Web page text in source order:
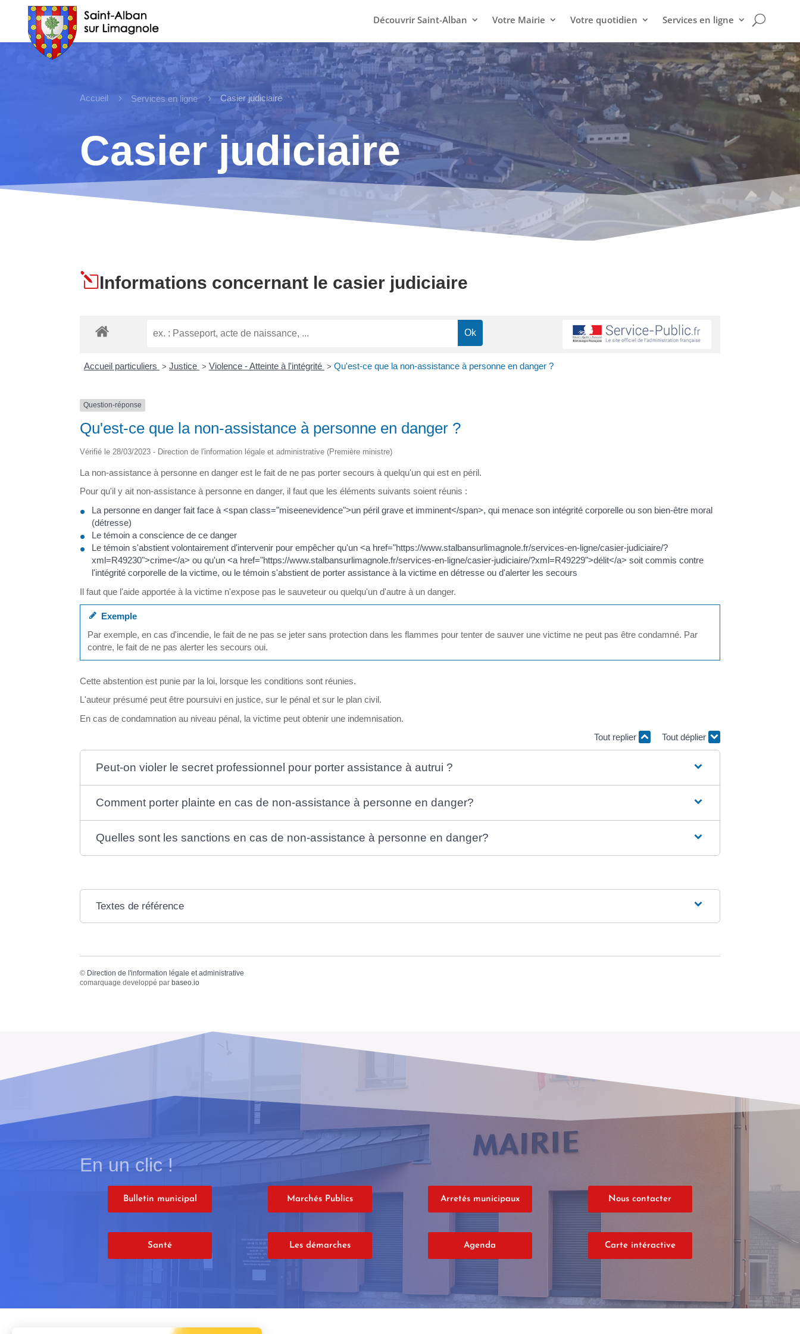
Découvrir Saint-Alban Votre Mairie Votre quotidien Services en ligne
Accueil 5 Services en ligne 5 Casier judiciaire
Casier judiciaire
lInformations concernant le casier judiciaire
Accueil particuliers > Justice > Violence - Atteinte à l'intégrité > Qu'est-ce que la non-assistance à personne en danger ?
Question-réponse
Qu'est-ce que la non-assistance à personne en danger ?
Vérifié le 28/03/2023 - Direction de l'information légale et administrative (Première ministre)
La non-assistance à personne en danger est le fait de ne pas porter secours à quelqu'un qui est en péril.
Pour qu'il y ait non-assistance à personne en danger, il faut que les éléments suivants soient réunis :
La personne en danger fait face à <span class="miseenevidence">un péril grave et imminent</span>, qui menace son intégrité corporelle ou son bien-être moral
(détresse)
Le témoin a conscience de ce danger
Le témoin s'abstient volontairement d'intervenir pour empêcher qu'un <a href="https://www.stalbansurlimagnole.fr/services-en-ligne/casier-judiciaire/?
xml=R49230">crime</a> ou qu'un <a href="https://www.stalbansurlimagnole.fr/services-en-ligne/casier-judiciaire/?xml=R49229">délit</a> soit commis contre
l'intégrité corporelle de la victime, ou le témoin s'abstient de porter assistance à la victime en détresse ou d'alerter les secours
Il faut que l'aide apportée à la victime n'expose pas le sauveteur ou quelqu'un d'autre à un danger.
Exemple
Par exemple, en cas d'incendie, le fait de ne pas se jeter sans protection dans les flammes pour tenter de sauver une victime ne peut pas être condamné. Par
contre, le fait de ne pas alerter les secours oui.
Cette abstention est punie par la loi, lorsque les conditions sont réunies.
L'auteur présumé peut être poursuivi en justice, sur le pénal et sur le plan civil.
En cas de condamnation au niveau pénal, la victime peut obtenir une indemnisation.
Tout replier
Tout déplier
Peut-on violer le secret professionnel pour porter assistance à autrui ?
Comment porter plainte en cas de non-assistance à personne en danger?
Quelles sont les sanctions en cas de non-assistance à personne en danger?
Textes de référence
© Direction de l'information légale et administrative
comarquage developpé parbaseo.io
En un clic !
Bulletin municipal Marchés Publics Arretés municipaux Nous contacter
Santé Les démarches Agenda Carte intéractive